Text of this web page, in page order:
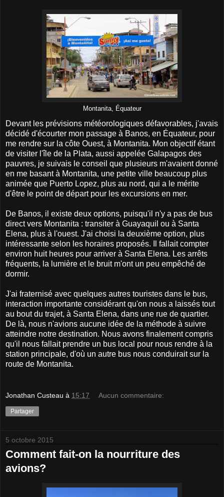
Montanita, Équateur
Devant les prévisions météorologiques défavorables, j'avais
décidé d'écourter mon passage à Banos, en Équateur, pour
me rendre sur la côte Ouest, à Montanita. Mon objectif étant
de visiter l'île de la Plata, aussi appelée Galapagos des
pauvres, je suivais le conseil que plusieurs m'avaient donné
en me basant à Montanita, une petite ville beaucoup plus
animée que Puerto Lopez, plus au nord, qui a le mérite
d'être le point de départ pour les excursions en mer.
De Banos, il existe deux options, puisqu'il n'y a pas de bus
direct vers Montanita : transiter à Guayaquil ou à Santa
Elena, plus à l'ouest. J'ai choisi la deuxième option, plus
intéressante selon les horaires proposés. Il fallait compter
environ huit heures pour arriver à Santa Elena. Les arrêts
fréquents, la lumière et le bruit m'ont un peu empêché de
dormir.
J'ai fraternisé avec quelques autres touristes dans le bus,
interaction importante considérant qu'on nous a laissés tout
au bout du trajet, à Santa Elena, dans une rue de quartier.
De là, nous n'avions aucune idée de la méthode à suivre
atteindre notre destination. Nous avons finalement compris
qu'il nous fallait prendre un bus local pour nous rendre à la
station principale, d'où un autre bus nous conduirait sur la
route de Montanita.
Jonathan Custeau à 15:17 Aucun commentaire:
Partager
5 octobre 2015
Comment fait-on la nourriture des
avions?